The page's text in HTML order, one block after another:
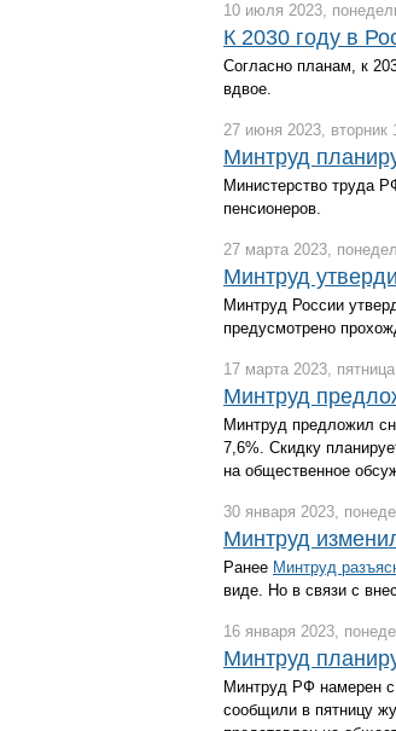
10 июля 2023,
К 2030 году в
Согласно планам, к
вдвое.
27 июня 2023, вторник
Минтруд
Министерство труда
пенсионеров.
27 марта 2023,
Минтруд
Минтруд России
предусмотрено
17 марта 2023,
Минтруд
Минтруд предложил
7,6%. Скидку
на общественное
30 января 2023,
Минтруд
Ранее Минтруд
виде. Но в связи с
16 января 2023,
Минтруд
Минтруд РФ намерен с
сообщили в пятницу